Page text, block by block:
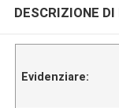
DESCRIZIONE
Evidenziare: